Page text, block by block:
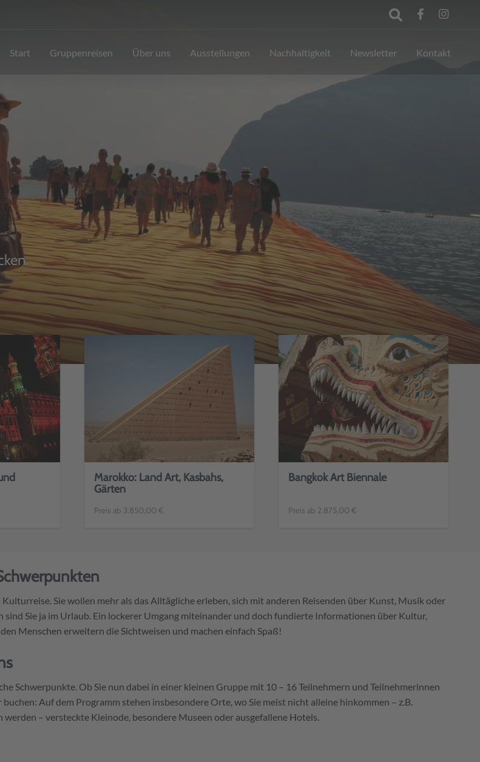
Start Gruppenreisen Über uns Ausstellungen Nachhaltigkeit Newsletter Kontakt
Marokko: Land Art, Kasbahs,
Gärten
Preis ab 3.850,00 €
Bangkok Art Biennale
Preis ab 2.875,00 €
Sie wollen mehr als das Alltägliche erleben, sich mit anderen Reisenden über Kunst, Musik oder
sind Sie ja im Urlaub. Ein lockerer Umgang miteinander und doch fundierte Informationen über Kultur,
Menschen erweitern die Sichtweisen und machen einfach Spaß!
Schwerpunkte. Ob Sie nun dabei in einer kleinen Gruppe mit 10 – 16 Teilnehmern und Teilnehmerinnen
Auf dem Programm stehen insbesondere Orte, wo Sie meist nicht alleine hinkommen – z.B.
– versteckte Kleinode, besondere Museen oder ausgefallene Hotels.